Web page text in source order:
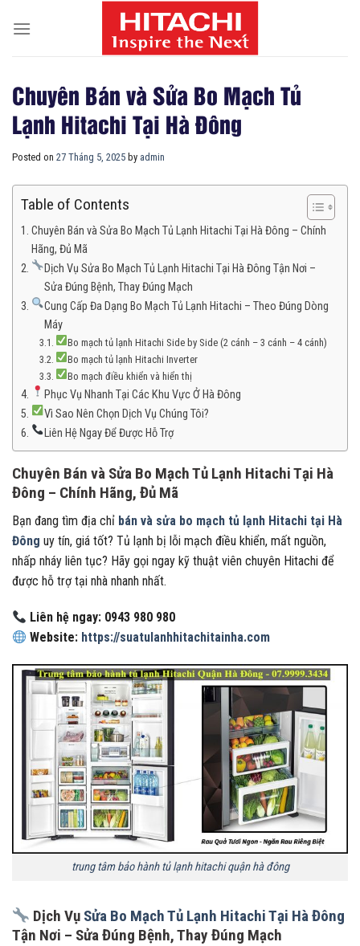
Chuyên Bán và Sửa Bo Mạch Tủ
Lạnh Hitachi Tại Hà Đông
Posted on 27 Tháng 5, 2025 by admin
Table of Contents
Chuyên Bán và Sửa Bo Mạch Tủ Lạnh Hitachi Tại Hà Đông – Chính
Hãng, Đủ Mã
Dịch Vụ Sửa Bo Mạch Tủ Lạnh Hitachi Tại Hà Đông Tận Nơi –
Sửa Đúng Bệnh, Thay Đúng Mạch
Cung Cấp Đa Dạng Bo Mạch Tủ Lạnh Hitachi – Theo Đúng Dòng
Máy
Bo mạch tủ lạnh Hitachi Side by Side (2 cánh – 3 cánh – 4 cánh)
Bo mạch tủ lạnh Hitachi Inverter
Bo mạch điều khiển và hiển thị
Phục Vụ Nhanh Tại Các Khu Vực Ở Hà Đông
Vì Sao Nên Chọn Dịch Vụ Chúng Tôi?
Liên Hệ Ngay Để Được Hỗ Trợ
Chuyên Bán và Sửa Bo Mạch Tủ Lạnh Hitachi Tại Hà
Đông – Chính Hãng, Đủ Mã
Bạn đang tìm địa chỉ bán và sửa bo mạch tủ lạnh Hitachi tại Hà
Đông uy tín, giá tốt? Tủ lạnh bị lỗi mạch điều khiển, mất nguồn,
nhấp nháy liên tục? Hãy gọi ngay kỹ thuật viên chuyên Hitachi để
được hỗ trợ tại nhà nhanh nhất.
Liên hệ ngay: 0943 980 980
Website: https://suatulanhhitachitainha.com
trung tâm bảo hành tủ lạnh hitachi quận hà đông
Dịch Vụ Sửa Bo Mạch Tủ Lạnh Hitachi Tại Hà Đông
Tận Nơi – Sửa Đúng Bệnh, Thay Đúng Mạch